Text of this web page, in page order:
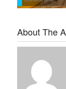
About The